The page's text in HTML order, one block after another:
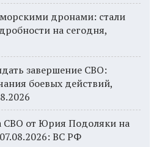
дронами: стали
на сегодня,
завершение СВО:
боевых действий,
СВО от Юрия Подоляки на
ВС РФ